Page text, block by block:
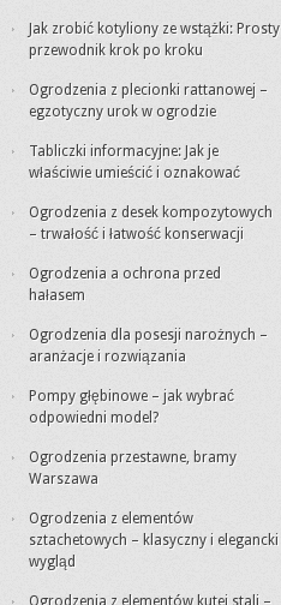
Jak zrobić kotyliony ze wstążki: Prosty
przewodnik krok po kroku
Ogrodzenia z plecionki rattanowej –
egzotyczny urok w ogrodzie
Tabliczki informacyjne: Jak je
właściwie umieścić i oznakować
Ogrodzenia z desek kompozytowych
– trwałość i łatwość konserwacji
Ogrodzenia a ochrona przed
hałasem
Ogrodzenia dla posesji narożnych –
aranżacje i rozwiązania
Pompy głębinowe – jak wybrać
odpowiedni model?
Ogrodzenia przestawne, bramy
Warszawa
Ogrodzenia z elementów
sztachetowych – klasyczny i elegancki
wygląd
Ogrodzenia z elementów kutej stali –